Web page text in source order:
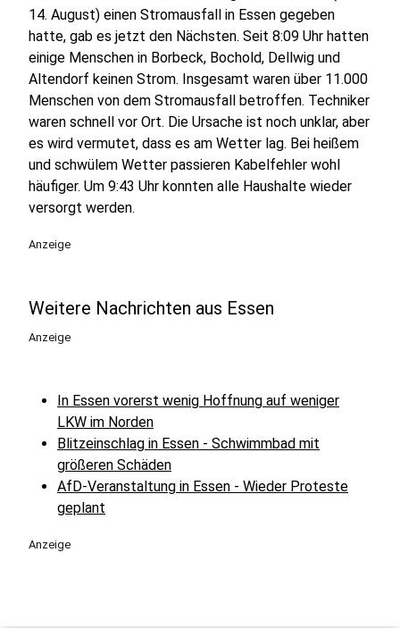
14. August) einen Stromausfall in Essen gegeben
hatte, gab es jetzt den Nächsten. Seit 8:09 Uhr hatten
einige Menschen in Borbeck, Bochold, Dellwig und
Altendorf keinen Strom. Insgesamt waren über 11.000
Menschen von dem Stromausfall betroffen. Techniker
waren schnell vor Ort. Die Ursache ist noch unklar, aber
es wird vermutet, dass es am Wetter lag. Bei heißem
und schwülem Wetter passieren Kabelfehler wohl
häufiger. Um 9:43 Uhr konnten alle Haushalte wieder
versorgt werden.
Anzeige
Weitere Nachrichten aus Essen
Anzeige
In Essen vorerst wenig Hoffnung auf weniger
LKW im Norden
Blitzeinschlag in Essen - Schwimmbad mit
größeren Schäden
AfD-Veranstaltung in Essen - Wieder Proteste
geplant
Anzeige